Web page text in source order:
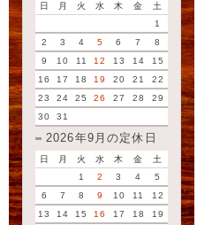
日 月 火 水 木 金
土
1
2
3 4 5 6 7
8
9
10 11 12 13 14
15
16
17 18 19 20 21
22
23
24 25 26 27 28
29
30
31
2026年9月の定休日
日 月 火 水 木 金
土
1
2 3 4
5
6
7 8 9 10 11
12
13
14 15 16 17 18
19